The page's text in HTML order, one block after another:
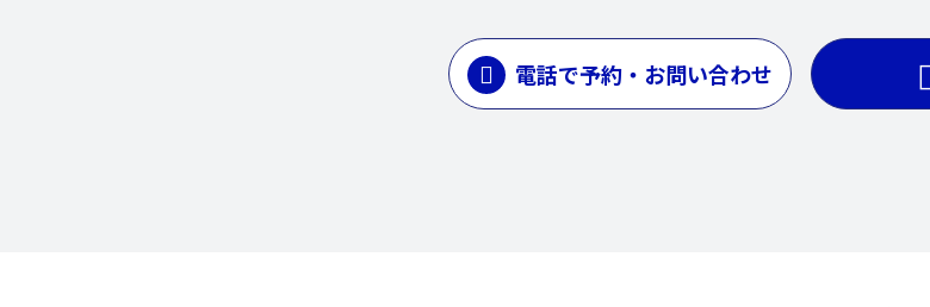
電話で予約・お問い合わせ